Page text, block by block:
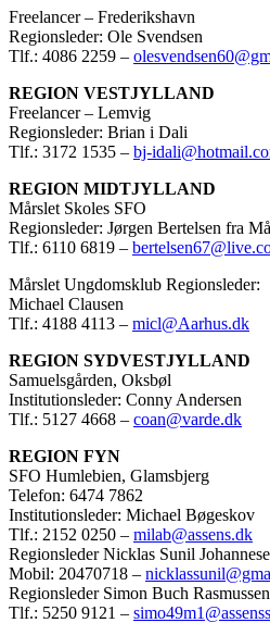
Freelancer – Frederikshavn
Regionsleder: Ole Svendsen
Tlf.: 4086 2259 –
REGION VESTJYLLAND
Freelancer – Lemvig
Regionsleder: Brian i Dali
Tlf.: 3172 1535 – bj-
REGION MIDTJYLLAND
Mårslet Skoles SFO
Regionsleder: Jørgen Bertelsen fra
Tlf.: 6110 6819 –
Mårslet Ungdomsklub Regionsleder:
Michael Clausen
Tlf.: 4188 4113 – micl@Aarhus.dk
REGION SYDVESTJYLLAND
Samuelsgården, Oksbøl
Institutionsleder: Conny Andersen
Tlf.: 5127 4668 – coan@varde.dk
REGION FYN
SFO Humlebien, Glamsbjerg
Telefon: 6474 7862
Institutionsleder: Michael Bøgeskov
Tlf.: 2152 0250 – milab@assens.dk
Regionsleder Nicklas Sunil
Mobil: 20470718 –
Regionsleder Simon Buch Rasmussen
Tlf.: 5250 9121 –